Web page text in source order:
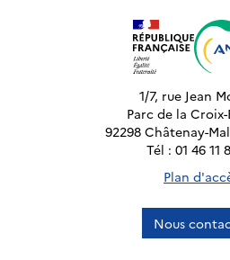
1/7, rue Jean
Parc de la
92298 Châtenay-
Tél : 01 46 11
Plan
Nous